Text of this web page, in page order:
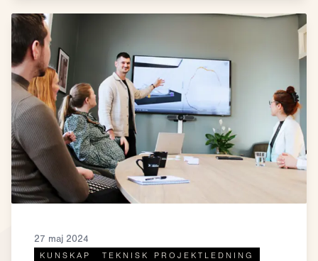
27 maj 2024
KUNSKAP TEKNISK PROJEKTLEDNING